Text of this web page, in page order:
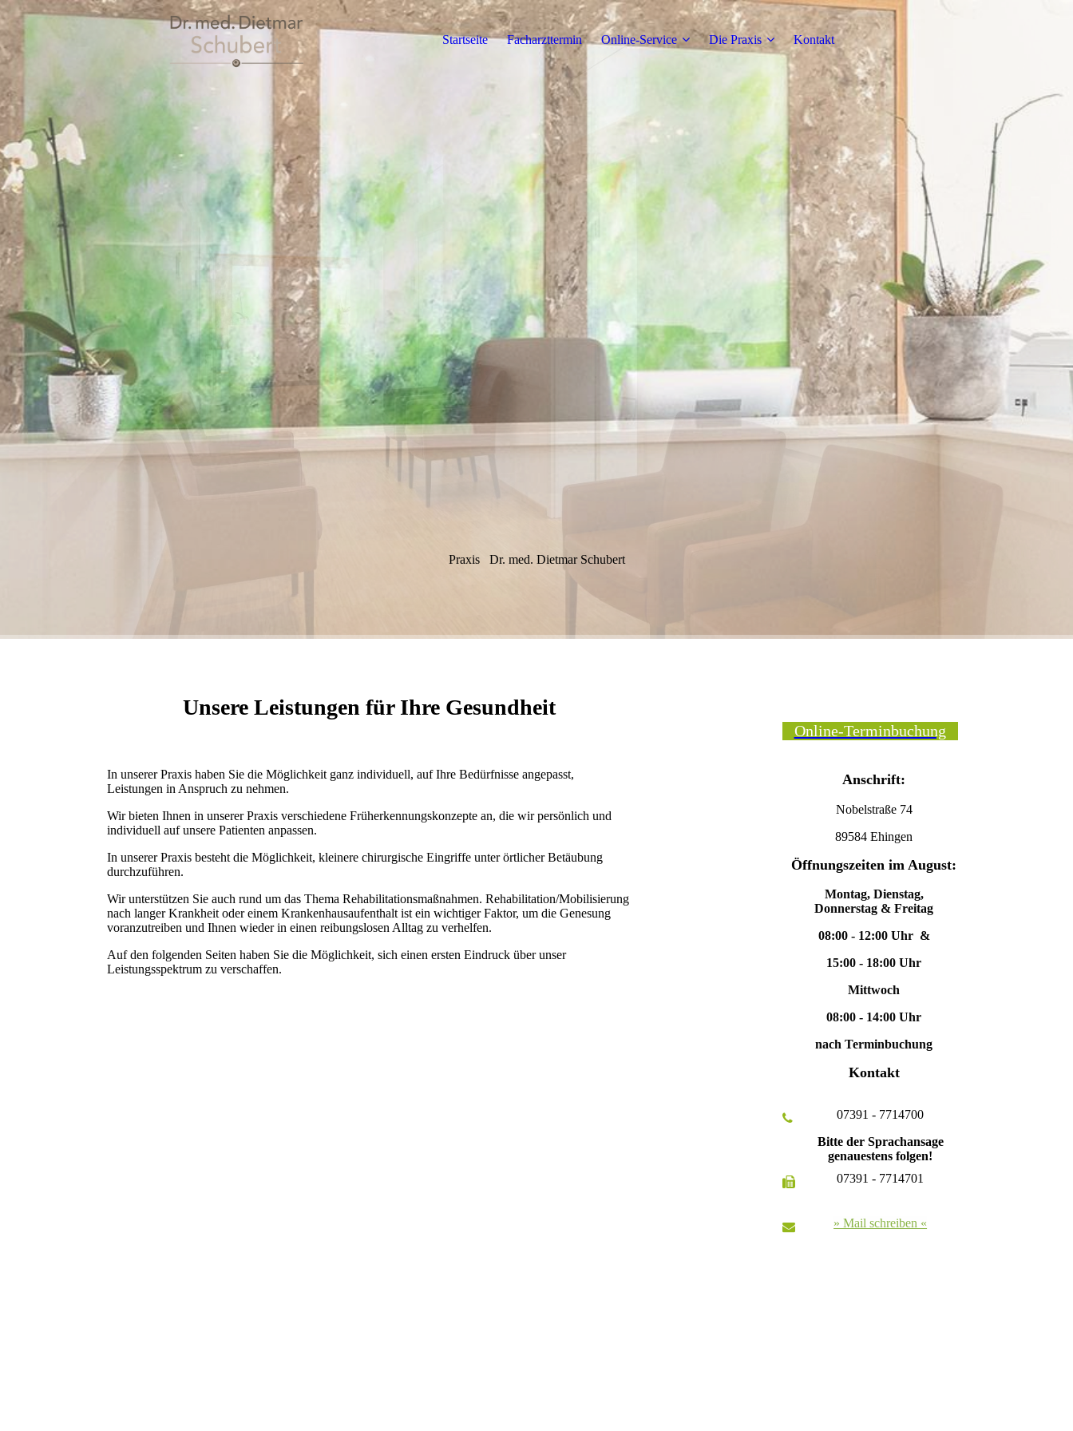
Startseite Facharzttermin Online-Service Die Praxis Kontakt
Praxis Dr. med. Dietmar Schubert
Unsere Leistungen für Ihre Gesundheit
In unserer Praxis haben Sie die Möglichkeit ganz individuell, auf Ihre Bedürfnisse angepasst,
Leistungen in Anspruch zu nehmen.
Wir bieten Ihnen in unserer Praxis verschiedene Früh­er­ken­nungskonzepte an, die wir persönlich und
individuell auf unsere Patienten anpassen.
In unserer Praxis besteht die Möglichkeit, kleinere chir­ur­gi­sche Eingriffe unter örtlicher Betäubung
durch­zuführen.
Wir unterstützen Sie auch rund um das Thema Re­ha­bi­li­ta­tions­maßnahmen. Rehabilitation/Mobilisierung
nach langer Krankheit oder einem Krankenhausaufenthalt ist ein wichtiger Faktor, um die Genesung
voranzutreiben und Ihnen wieder in einen reibungslosen Alltag zu verhelfen.
Auf den folgenden Seiten haben Sie die Möglichkeit, sich einen ersten Eindruck über unser
Leistungsspektrum zu verschaffen.
Online-Terminbuchung
Anschrift:
Nobelstraße 74
89584 Ehingen
Öffnungszeiten im August:
Montag, Dienstag,
Donnerstag & Freitag
08:00 - 12:00 Uhr &
15:00 - 18:00 Uhr
Mittwoch
08:00 - 14:00 Uhr
nach Terminbuchung
Kontakt
07391 - 7714700
Bitte der Sprachansage
genauestens folgen!
07391 - 7714701
» Mail schreiben «